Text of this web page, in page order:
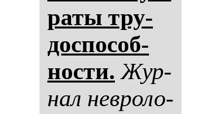
ра­ты тру­
дос­по­соб­
нос­ти. Жур­
нал нев­ро­ло­